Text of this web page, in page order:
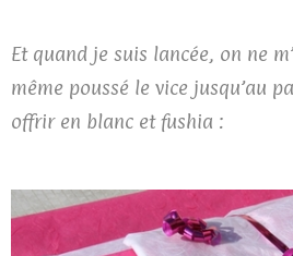
Et quand je suis lancée, on ne
même poussé le vice jusqu’au
offrir en blanc et fushia :